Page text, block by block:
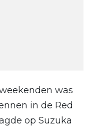
was
in de Red
op Suzuka